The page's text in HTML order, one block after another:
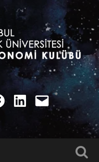
LinkedIn
E-
Posta